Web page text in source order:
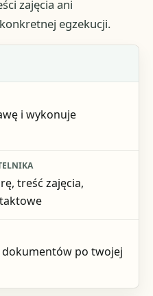
zajęcia ani
egzekucji.
i wykonuje
treść zajęcia,
dokumentów po twojej